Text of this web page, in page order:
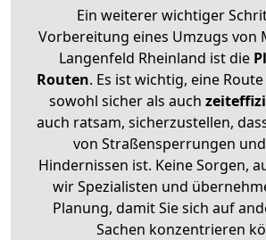
Ein weiterer wichtiger
Vorbereitung eines Umzugs von
Langenfeld Rheinland ist die
Routen. Es ist wichtig, eine
sowohl sicher als auch
auch ratsam, sicherzustellen,
von Straßensperrungen
Hindernissen ist. Keine Sorgen,
wir Spezialisten und
Planung, damit Sie sich auf
Sachen konzentrieren